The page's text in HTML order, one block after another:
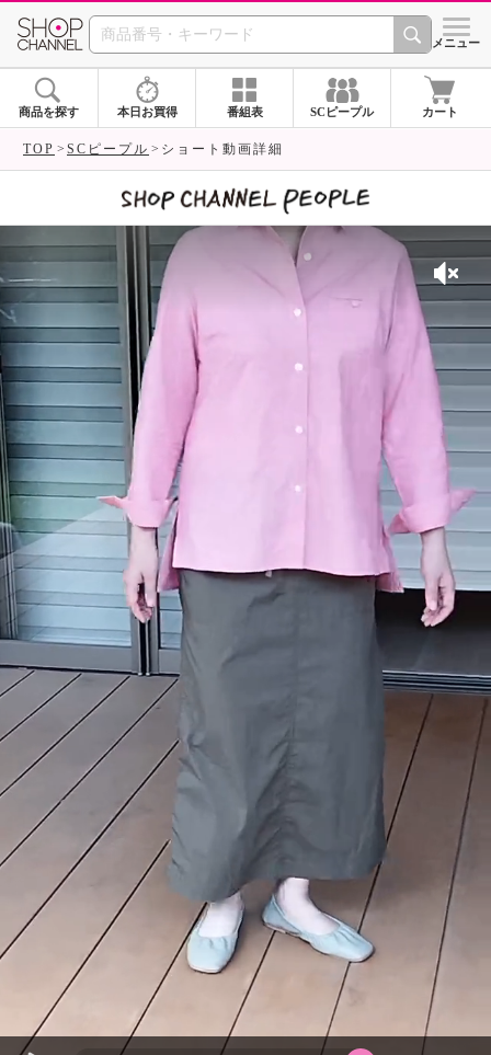
SHOP CHANNEL シメニュー
商品を探す 本日お買得 番組表 SCピープル カート
TOP SCピープル ショート動画詳細